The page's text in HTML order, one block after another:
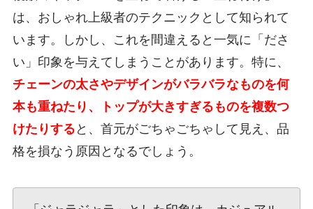
は、おしゃれ上級者のテクニックとして知られて
います。しかし、これを間違えると一気に「ださ
い」印象を与えてしまうことがあります。特に、
チェーンの太さやデザインがバラバラなものを何
本も重ねたり、トップが大きすぎるものを複数つ
けたりする と、首元がごちゃごちゃして見え、品
格を損なう原因となるでしょう。